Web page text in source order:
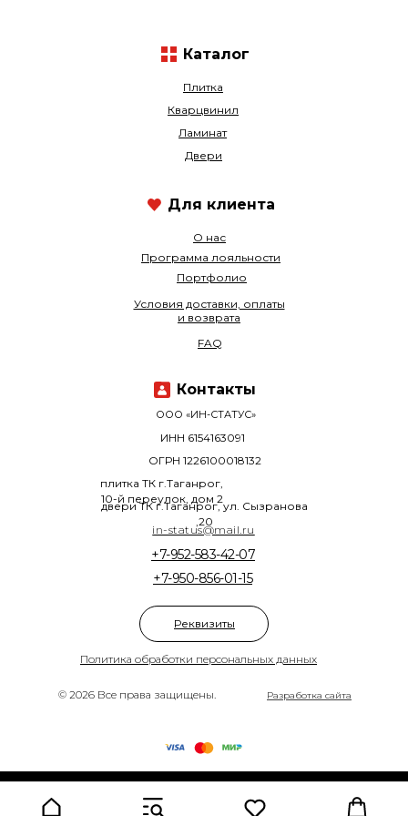
© 2026 Все права защищены.
Политика обработки персональных данных
Плитка
Кварцвинил
+7-950-856-01-15
+7-952-583-42-07
О нас
Ламинат
Программа лояльности
Двери
Портфолио
ООО «ИН-СТАТУС»
плитка ТК г.Таганрог,
10-й переулок, дом 2
двери ТК г.Таганрог, ул. Сызранова
,20
ОГРН 1226100018132
ИНН 6154163091
Разработка сайта
Условия доставки, оплаты
и возврата
FAQ
Каталог
in-status@mail.ru
Контакты
Для клиента
Реквизиты
Made on Tilda